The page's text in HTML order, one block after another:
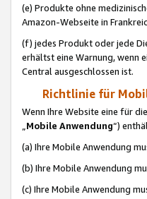
(e) Produkte ohne
Amazon-Webseite in
(f) jedes Produkt oder jede
erhältst eine Warnung, wenn
Central ausgeschlossen ist.
Richtlinie für
Wenn Ihre Website eine für
„Mobile Anwendung“)
(a) Ihre Mobile Anwendung
(b) Ihre Mobile Anwendung
(c) Ihre Mobile Anwendung